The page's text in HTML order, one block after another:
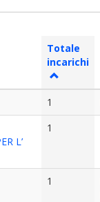
Totale
incarichi
1
L’
1
1